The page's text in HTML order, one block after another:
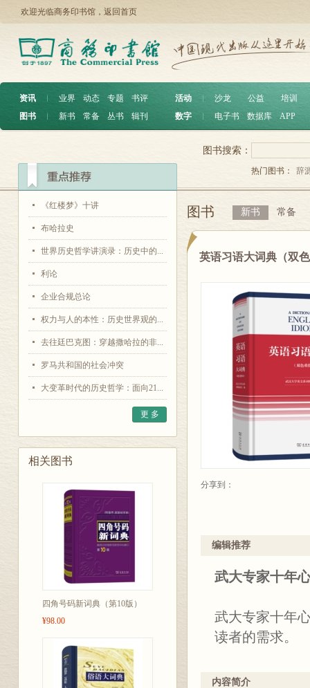
欢迎光临商务印书馆， 返回首页
资讯 ︱ 业界 动态 专题
书评
图书
︱ 新书 常备 丛书 辑刊
活动 沙龙 公益
培训
数字
电子书 数据库 APP
《红楼梦》十讲
布哈拉史
世界历史哲学讲演录：历史中的...
利论
企业合规总论
权力与人的本性：历史世界观的...
去往廷巴克图：穿越撒哈拉的非...
罗马共和国的社会冲突
大变革时代的历史哲学：面向21...
更 多
相关图书
四角号码新词典（第10版）
¥98.00
图书搜索：
热门图书： 辞
图书 新书 常备
英语习语大词典（双
分享到：
编辑推荐
武大专家十年
武大专家十年
读者的需求。
内容简介